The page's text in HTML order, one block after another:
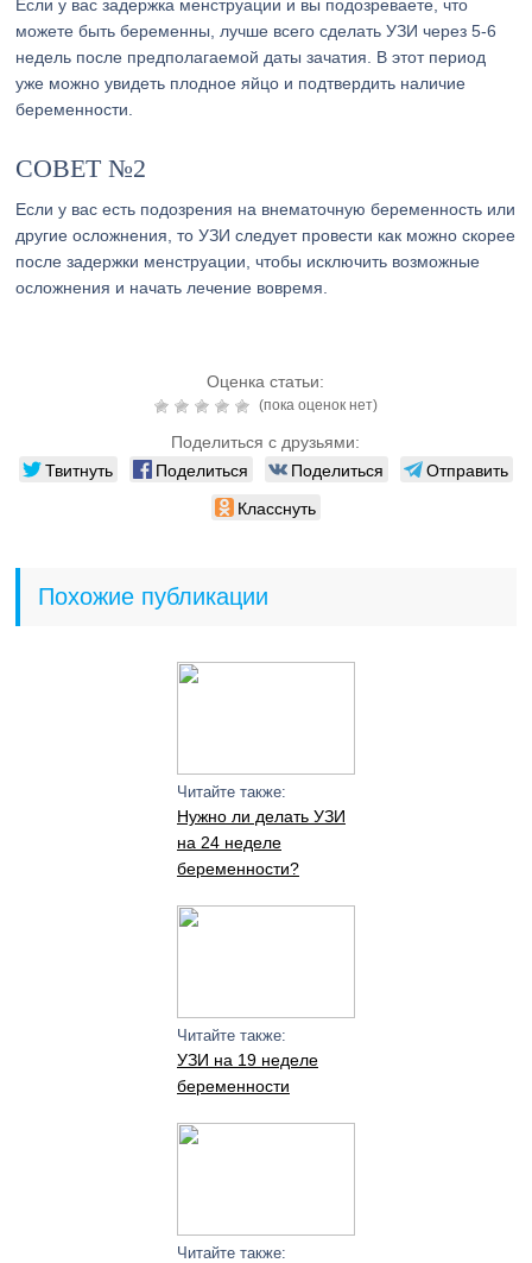
Если у вас задержка менструации и вы подозреваете, что
можете быть беременны, лучше всего сделать УЗИ через 5-6
недель после предполагаемой даты зачатия. В этот период
уже можно увидеть плодное яйцо и подтвердить наличие
беременности.
СОВЕТ №2
Если у вас есть подозрения на внематочную беременность или
другие осложнения, то УЗИ следует провести как можно скорее
после задержки менструации, чтобы исключить возможные
осложнения и начать лечение вовремя.
Оценка статьи:
(пока оценок нет)
Поделиться с друзьями:
Твитнуть Поделиться Поделиться
Отправить
Класснуть
Похожие публикации
Читайте также:
Нужно ли делать УЗИ
на 24 неделе
беременности?
Читайте также:
УЗИ на 19 неделе
беременности
Читайте также: